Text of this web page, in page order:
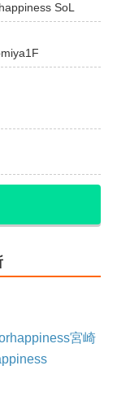
SoL
宮崎